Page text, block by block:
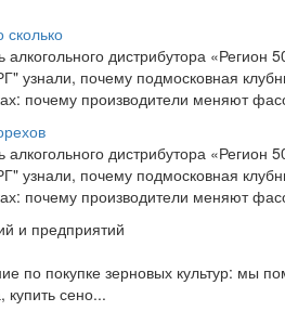
сколько
алкогольного дистрибутора «Регион
узнали, почему подмосковная
почему производители меняют
алкогольного дистрибутора «Регион
узнали, почему подмосковная
почему производители меняют
и предприятий
по покупке зерновых культур: мы
купить сено...